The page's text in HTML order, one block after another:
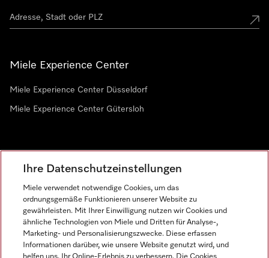
Miele Experience Center
Miele Experience Center Düsseldorf
Miele Experience Center Gütersloh
Ihre Datenschutzeinstellungen
Miele verwendet notwendige Cookies, um das
ordnungsgemäße Funktionieren unserer Website zu
gewährleisten. Mit Ihrer Einwilligung nutzen wir Cookies und
ähnliche Technologien von Miele und Dritten für Analyse-,
Marketing- und Personalisierungszwecke. Diese erfassen
Informationen darüber, wie unsere Website genutzt wird, und